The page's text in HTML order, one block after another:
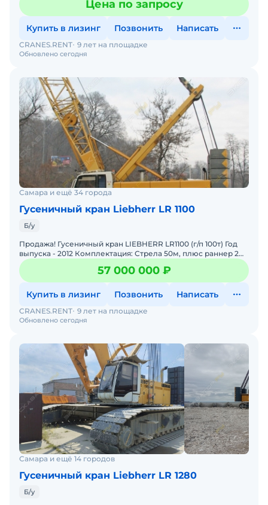
Цена по запросу
Купить в лизинг Позвонить Написать
Обновлено сегодня
CRANES.RENT 9 лет на площадке
Самара и ещё 34 города
Гусеничный кран Liebherr LR 1100
Б/у
Продажа! Гусеничный кран LIEBHERR LR1100 (г/п 100т) Год
выпуска - 2012 Комплектация: Стрела 50м, плюс раннер 2м.
57 000 000 ₽
Купить в лизинг Позвонить Написать
Обновлено сегодня
CRANES.RENT 9 лет на площадке
Самара и ещё 14 городов
Гусеничный кран Liebherr LR 1280
Б/у